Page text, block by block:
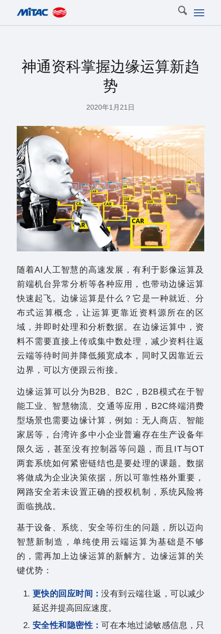
神通资科掌握边缘运算新趋
势
2020年1月21日
随着AI人工智慧的高速发展，有利于影像运算及
前端机台异常分析等各种应用，也带动边缘运算
快速起飞。边缘运算是什么？它是一种就近、分
布式运算概念，让运算更靠近资料源所在的区
域，并即时处理和分析数据。在边缘运算中，资
料不需要直接上传或集中数处理，减少资料往返
云端等待时间并降低频宽成本，同时又因靠近云
边界，可以方便跟云衔接。
边缘运算可以分为B2B、B2C，B2B模式在于智
能工业、智慧物流、交通等应用，B2C终端消费
型场景也需要边缘计算，例如：无人商店、智能
家居等，台湾许多中小企业普遍存在生产设备年
限久远，甚至没有控制器等问题，而且IT与OT
两套系统如何紧密链结也是要处理的课题。数据
将做成为企业决策依据，所以可靠性格外重要，
网路安全若未设置正确的授权机制，系统风险将
面临挑战。
基于设备、系统、安全等衍生的问题，所以迈向
智慧新制造，单纯使用云端运算为基础是不够
的，需再加上边缘运算的新解方。边缘运算的关
键优势：
更快的回应时间：没有到云端往返，可以减少
延迟并提高回应速度。
安全性和隐密性：可在本地过滤敏感信息，只